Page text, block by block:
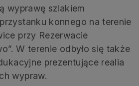
wyprawę szlakiem
konnego na terenie
przy Rezerwacie
W terenie odbyło się także
prezentujące realia
wypraw.